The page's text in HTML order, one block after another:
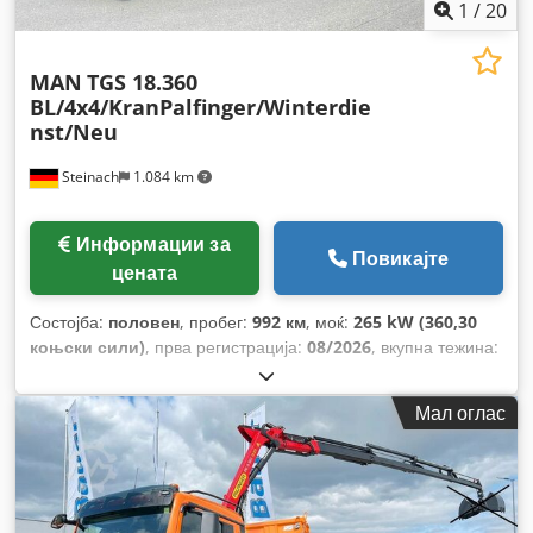
1 /20
Steinach 1.084 km
MAN TGS 18.360
BL/4x4/KranPalfinger/Winterdie
nst/Neu
цената
Повикајте
Состојба: половен, пробег: 992 км, моќ: 265 kW (360,30
коњски сили), прва регистрација: 08/2026, вкупна тежина:
дизел
конфигурација на оските:2 оски, следен преглед (TÜV):
08/2027, тип на пренос: автоматски, ширина на товарниот
простор:2.450 мм , должина на товарниот простор:
, висина на просторот за товарење: 600 мм, Година на
изградба:2026, Опрема:ABS, грејач за паркирање,
електронска програма за стабилност (ESP), клима уред,
Мал оглас